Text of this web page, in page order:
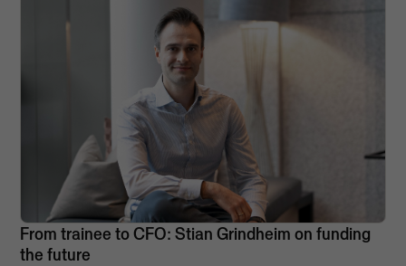
From trainee to CFO: Stian Grindheim on funding
the future